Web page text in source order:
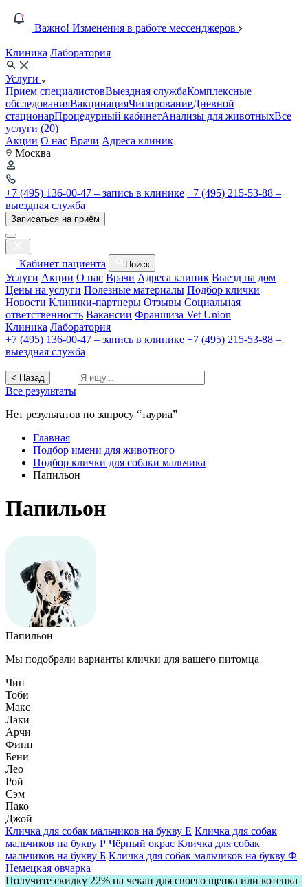
Важно! Изменения в работе мессенджеров
Клиника Лаборатория
Услуги
Прием специалистовВыездная службаКомплексные
обследованияВакцинацияЧипированиеДневной
стационарПроцедурный кабинетАнализы для животныхВсе
услуги (20)
Акции О нас Врачи Адреса клиник
Москва
+7 (495) 136-00-47 – запись в клинике +7 (495) 215-53-88 –
выездная служба
Записаться на приём
Кабинет пациента Поиск
Услуги Акции О нас Врачи Адреса клиник Выезд на дом
Цены на услуги Полезные материалы Подбор клички
Новости Клиники-партнеры Отзывы Социальная
ответственность Вакансии Франшиза Vet Union
Клиника Лаборатория
+7 (495) 136-00-47 – запись в клинике +7 (495) 215-53-88 –
выездная служба
< Назад
Все результаты
Нет результатов по запросу “тауриа”
Главная
Подбор имени для животного
Подбор клички для собаки мальчика
Папильон
Папильон
Папильон
Мы подобрали варианты клички для вашего питомца
Чип
Тоби
Макс
Лаки
Арчи
Финн
Бени
Лео
Рой
Сэм
Пако
Джой
Кличка для собак мальчиков на букву Е Кличка для собак
мальчиков на букву Р Чёрный окрас Кличка для собак
мальчиков на букву Б Кличка для собак мальчиков на букву Ф
Немецкая овчарка
Получите скидку 22% на чекап для своего щенка или котенка